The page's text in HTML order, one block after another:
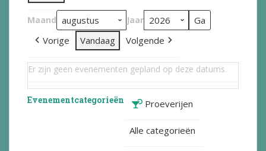
Maand Jaar
Vorige Vandaag Volgende
Er zijn geen evenementen gepland op deze datums.
Evenementcategorieën Proeverijen
Alle categorieën